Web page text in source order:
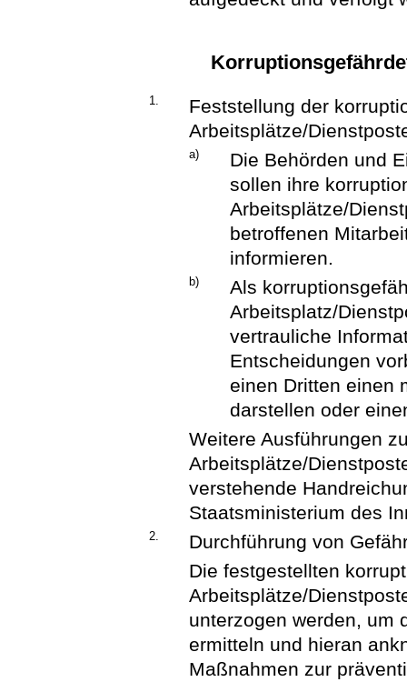
1.
Feststellung der
Arbeitsplätze/
a)
Die Behörden und
sollen ihre
Arbeitsplätze/
betroffenen
informieren.
b)
Als
Arbeitsplatz/
vertrauliche
Entscheidungen
einen Dritten einen
darstellen oder
Weitere Ausführungen
Arbeitsplätze/
verstehende
Staatsministerium des
2.
Durchführung von
Die festgestellten
Arbeitsplätze/
unterzogen werden, um
ermitteln und hieran
Maßnahmen zur